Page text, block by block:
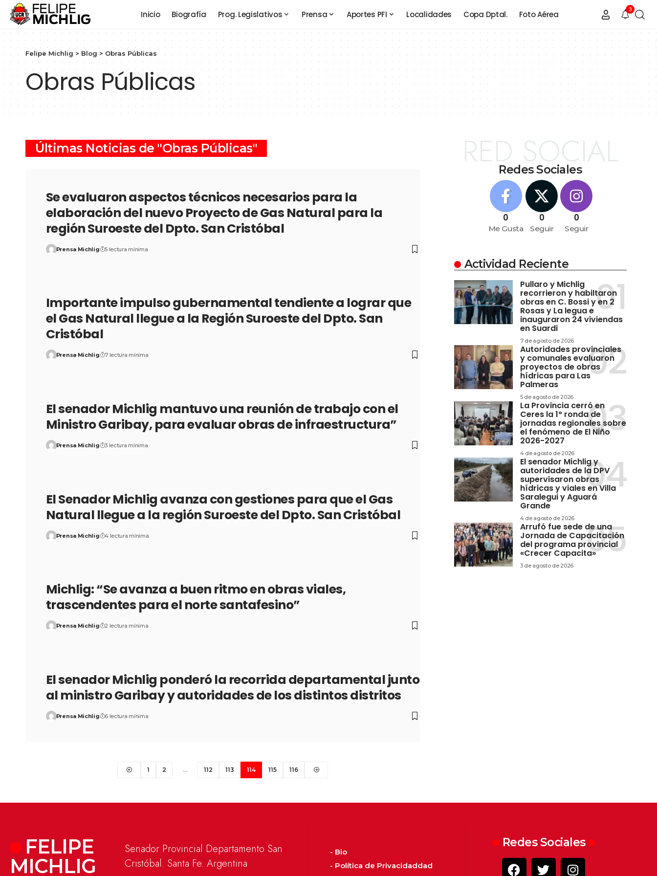
Inicio Biografía Prog. Legislativos Prensa Aportes PFI Localidades Copa Dptal. Foto Aérea
3
Felipe Michlig > Blog> Obras Públicas
Obras Públicas
Últimas Noticias de "Obras Públicas"
Se evaluaron aspectos técnicos necesarios para la
elaboración del nuevo Proyecto de Gas Natural para la
región Suroeste del Dpto. San Cristóbal
Prensa Michlig 5 lectura mínima
Importante impulso gubernamental tendiente a lograr que
el Gas Natural llegue a la Región Suroeste del Dpto. San
Cristóbal
Prensa Michlig 7 lectura mínima
El senador Michlig mantuvo una reunión de trabajo con el
Ministro Garibay, para evaluar obras de infraestructura”
Prensa Michlig 3 lectura mínima
El Senador Michlig avanza con gestiones para que el Gas
Natural llegue a la región Suroeste del Dpto. San Cristóbal
Prensa Michlig 4 lectura mínima
Michlig: “Se avanza a buen ritmo en obras viales,
trascendentes para el norte santafesino”
Prensa Michlig 2 lectura mínima
El senador Michlig ponderó la recorrida departamental junto
al ministro Garibay y autoridades de los distintos distritos
Prensa Michlig 6 lectura mínima
1 2 … 112 113 114 115 116
Redes Sociales
RED SOCIAL
0
Me Gusta
0
Seguir
0
Seguir
Actividad Reciente
Pullaro y Michlig
recorrieron y habiltaron
obras en C. Bossi y en 2
Rosas y La legua e
inauguraron 24 viviendas
en Suardi
7 de agosto de 2026
Autoridades provinciales
y comunales evaluaron
proyectos de obras
hídricas para Las
Palmeras
5 de agosto de 2026
La Provincia cerró en
Ceres la 1° ronda de
jornadas regionales sobre
el fenómeno de El Niño
2026-2027
4 de agosto de 2026
El senador Michlig y
autoridades de la DPV
supervisaron obras
hídricas y viales en Villa
Saralegui y Aguará
Grande
4 de agosto de 2026
Arrufó fue sede de una
Jornada de Capacitación
del programa provincial
«Crecer Capacita»
3 de agosto de 2026
FELIPE
MICHLIG
Senador Provincial Departamento San
Cristóbal. Santa Fe. Argentina
- Bio
- Política de Privacidaddad
Redes Sociales